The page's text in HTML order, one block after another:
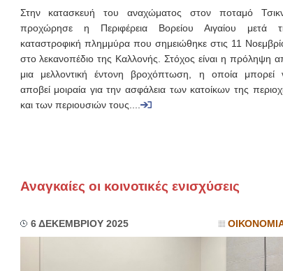
Στην κατασκευή του αναχώματος στον ποταμό
προχώρησε η Περιφέρεια Βορείου Αιγαίου μετά
καταστροφική πλημμύρα που σημειώθηκε στις 11
στο λεκανοπέδιο της Καλλονής. Στόχος είναι η πρόληψη
μια μελλοντική έντονη βροχόπτωση, η οποία μπορεί
αποβεί μοιραία για την ασφάλεια των κατοίκων της
και των περιουσιών τους....
Αναγκαίες οι κοινοτικές ενισχύσεις
6 ΔΕΚΕΜΒΡΙΟΥ 2025